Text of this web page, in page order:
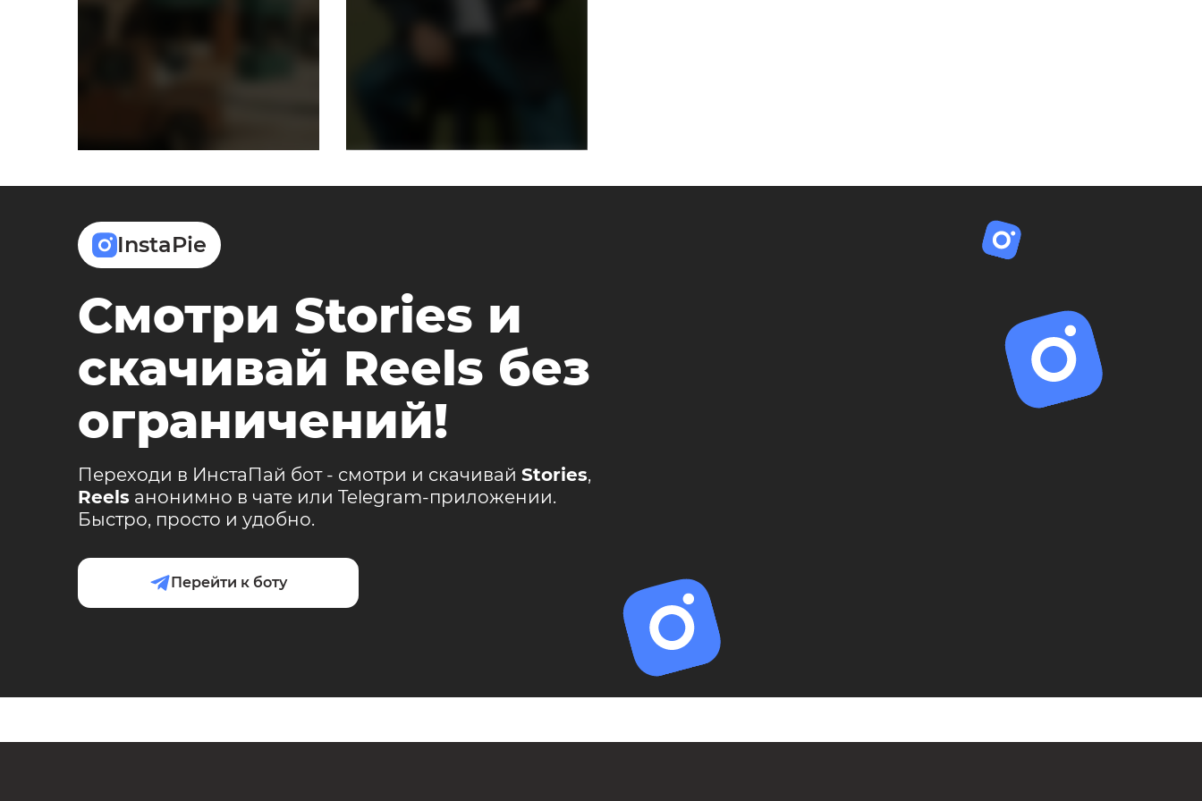
InstaPie
Смотри Stories и
скачивай Reels без
ограничений!
Переходи в ИнстаПай бот - смотри и скачивай Stories,
Reels анонимно в чате или Telegram-приложении.
Быстро, просто и удобно.
Перейти к боту